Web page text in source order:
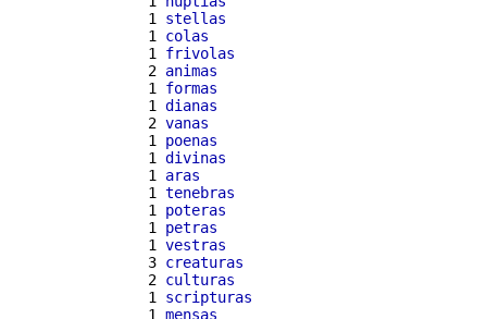
  1
stellas
  1
colas
  1
frivolas
  2
animas
  1
formas
  1
dianas
  2
vanas
  1
poenas
  1
divinas
  1
aras
  1
tenebras
  1
poteras
  1
petras
  1
vestras
  3
creaturas
  2
culturas
  1
scripturas
  1
mensas